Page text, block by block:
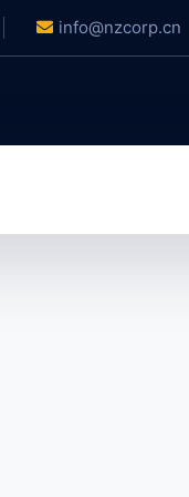
info@nzcorp.cn